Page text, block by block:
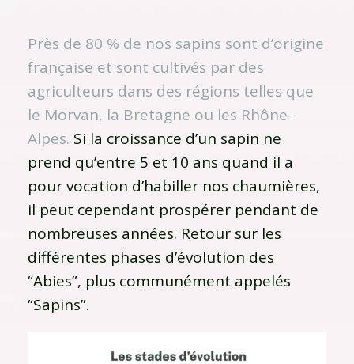
Près de 80 % de nos sapins sont d’origine
française et sont cultivés par des
agriculteurs dans des régions telles que
le Morvan, la Bretagne ou les Rhône-
Alpes. Si la croissance d’un sapin ne
prend qu’entre 5 et 10 ans quand il a
pour vocation d’habiller nos chaumières,
il peut cependant prospérer pendant de
nombreuses années. Retour sur les
différentes phases d’évolution des
“Abies”, plus communément appelés
“Sapins”.